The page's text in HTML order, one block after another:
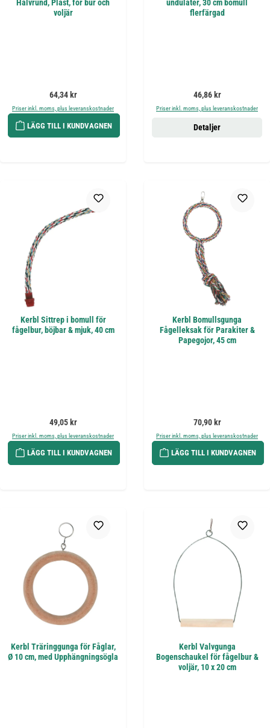
Halvrund, Plast, för bur och
voljär
Ordinarie pris:
64,34 kr
Priser inkl. moms, plus leveranskostnader
LÄGG TILL I KUNDVAGNEN
undulater, 30 cm bomull
flerfärgad
Ordinarie pris:
46,86 kr
Priser inkl. moms, plus leveranskostnader
Detaljer
Kerbl Sittrep i bomull för
fågelbur, böjbar & mjuk, 40 cm
Ordinarie pris:
49,05 kr
Priser inkl. moms, plus leveranskostnader
LÄGG TILL I KUNDVAGNEN
Kerbl Bomullsgunga
Fågelleksak för Parakiter &
Papegojor, 45 cm
Ordinarie pris:
70,90 kr
Priser inkl. moms, plus leveranskostnader
LÄGG TILL I KUNDVAGNEN
Kerbl Träringgunga för Fåglar,
Ø 10 cm, med Upphängningsögla
Kerbl Valvgunga
Bogenschaukel för fågelbur &
voljär, 10 x 20 cm